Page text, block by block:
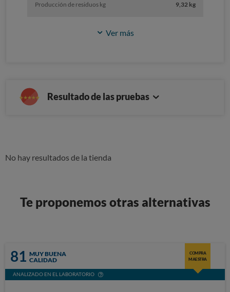
Producción de residuos kg 9,32 kg
Ver más
Resultado de las pruebas
No hay resultados de la tienda
Te proponemos otras alternativas
81 MUY BUENA
CALIDAD
COMPRA
MAESTRA
ANALIZADO EN EL LABORATORIO